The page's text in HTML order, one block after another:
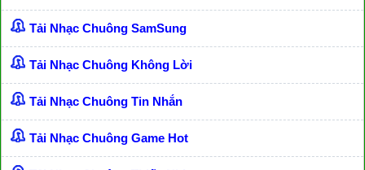
Tải Nhạc Chuông SamSung
Tải Nhạc Chuông Không Lời
Tải Nhạc Chuông Tin Nhắn
Tải Nhạc Chuông Game Hot